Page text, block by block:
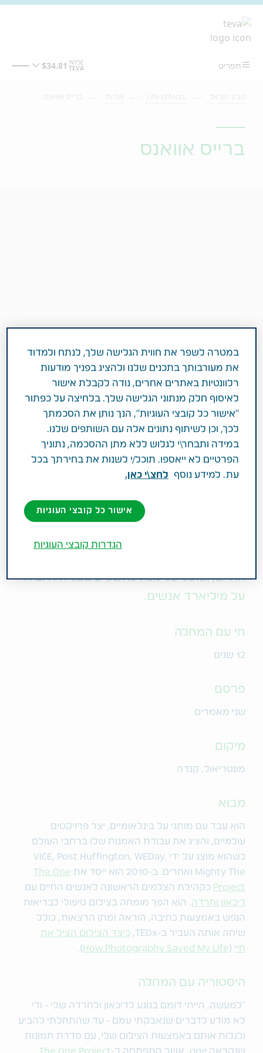
ברייס אוואנס
1 דקות
פברואר 18, 2019
ברייס אוואנס הוא אמן מעוטר בפרסים
החיים, ופועל על מנת להשפיע בצורה חיובית
על מיליארד אנשים.
חי עם המחלה
12 שנים
פרסם
שני מאמרים
מיקום
מונטריאול, קנדה
מבוא
הוא עבד עם מותגי על בינלאומיים, יצר פרויקטים
עולמיים, והציג את עבודת האמנות שלו ברחבי העולם
כשהוא מוצג על ידי VICE, Post Huffington, WEDay,
Mighty The ואחרים. ב-2010 הוא ייסד את
The One
Project כקהילת הצלמים הראשונה לאנשים החיים עם
דיכאון וחרדה. הוא הפך מומחה בצילום טיפולי לבריאות
הנפש באמצעות כתיבה, הוראה ומתן הרצאות, כולל
שיחה אותה העביר ב-TEDx,
כיצד הצילום הציל את
חיי (
How Photography Saved My Life
).
היסטוריה עם המחלה
"למעשה, הייתי דומם בנוגע לדיכאון ולחרדה שלי - ודי
לא מודע לדברים שנאבקתי עמם - עד שהתחלתי להביע
ולגלות אותם באמצעות הצילום שלי, עם סדרת תמונות
במטרה לשפר את חווית הגלישה שלך, לנתח ולמדוד
את מעורבותך בתכנים שלנו ולהציג בפניך מודעות
רלוונטיות באתרים אחרים, נודה לקבלת אישור
לאיסוף חלק מנתוני הגלישה שלך. בלחיצה על כפתור
"אישור כל קובצי העוגיות", הנך נותן את הסכמתך
לכך, וכן לשיתוף נתונים אלה עם השותפים שלנו.
במידה ותבחר\י לגלוש ללא מתן ההסכמה, נתוניך
הפרטיים לא ייאספו. תוכל/י לשנות את בחירתך בכל
עת. למידע נוסף
לחצ\י כאן.
אישור כל קובצי העוגיות
הגדרות קובצי העוגיות